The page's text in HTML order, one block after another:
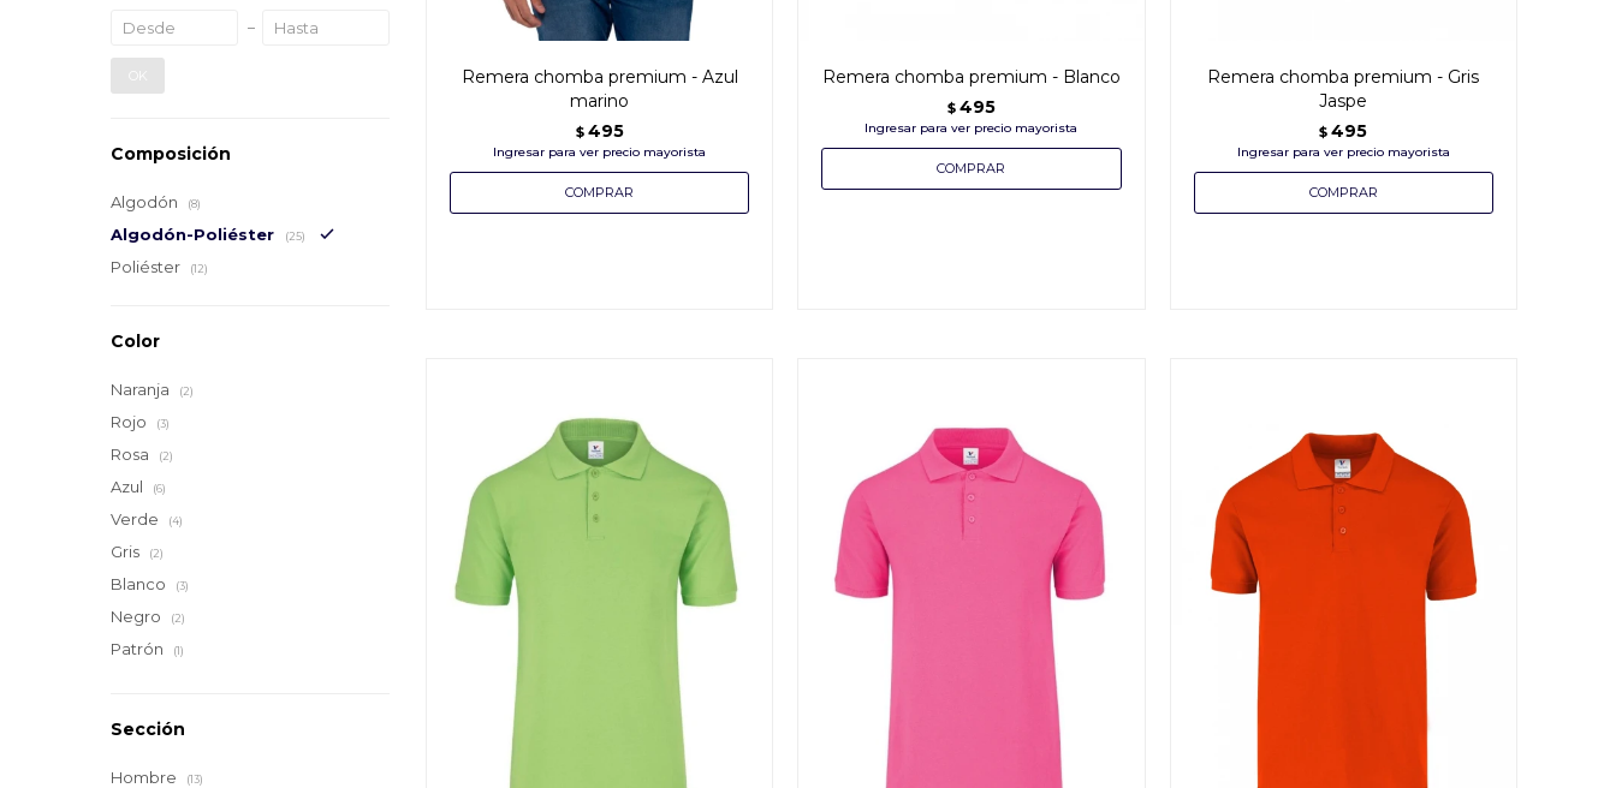
Remera chomba premium - Azul
marino
$ 495
Remera chomba premium - Blanco
$ 495
Remera chomba premium - Gris
Jaspe
$ 495
OK
Composición
Algodón (8)
Algodón-Poliéster (25)
Poliéster (12)
Color
Naranja (2)
Rojo (3)
Rosa (2)
Azul (6)
Verde (4)
Gris (2)
Blanco (3)
Negro (2)
Patrón (1)
Sección
Hombre (13)